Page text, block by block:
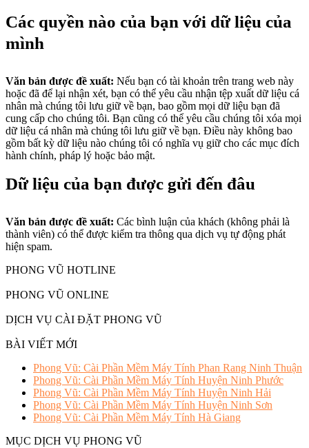
Các quyền nào của bạn với dữ liệu của
mình
Văn bản được đề xuất: Nếu bạn có tài khoản trên trang web này
hoặc đã để lại nhận xét, bạn có thể yêu cầu nhận tệp xuất dữ liệu cá
nhân mà chúng tôi lưu giữ về bạn, bao gồm mọi dữ liệu bạn đã
cung cấp cho chúng tôi. Bạn cũng có thể yêu cầu chúng tôi xóa mọi
dữ liệu cá nhân mà chúng tôi lưu giữ về bạn. Điều này không bao
gồm bất kỳ dữ liệu nào chúng tôi có nghĩa vụ giữ cho các mục đích
hành chính, pháp lý hoặc bảo mật.
Dữ liệu của bạn được gửi đến đâu
Văn bản được đề xuất: Các bình luận của khách (không phải là
thành viên) có thể được kiểm tra thông qua dịch vụ tự động phát
hiện spam.
PHONG VŨ HOTLINE
PHONG VŨ ONLINE
DỊCH VỤ CÀI ĐẶT PHONG VŨ
BÀI VIẾT MỚI
Phong Vũ: Cài Phần Mềm Máy Tính Phan Rang Ninh Thuận
Phong Vũ: Cài Phần Mềm Máy Tính Huyện Ninh Phước
Phong Vũ: Cài Phần Mềm Máy Tính Huyện Ninh Hải
Phong Vũ: Cài Phần Mềm Máy Tính Huyện Ninh Sơn
Phong Vũ: Cài Phần Mềm Máy Tính Hà Giang
MỤC DỊCH VỤ PHONG VŨ